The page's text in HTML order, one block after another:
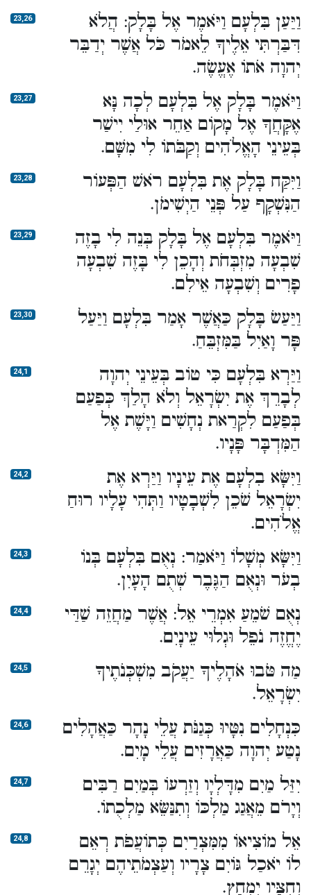
23,26
וַיַּעַן בִּלְעָם וַיֹּאמֶר אֶל בָּלָק: הֲלֹא
דִּבַּרְתִּי אֵלֶיךָ לֵאמֹר כֹּל אֲשֶׁר יְדַבֵּר
יְהוָה אֹתוֹ אֶעֱשֶׂה.
23,27
וַיֹּאמֶר בָּלָק אֶל בִּלְעָם לְכָה נָּא
אֶקָּחֲךָ אֶל מָקוֹם אַחֵר אוּלַי יִישַׁר
בְּעֵינֵי הָאֱלֹהִים וְקַבֹּתוֹ לִי מִשָּׁם.
23,28
וַיִּקַּח בָּלָק אֶת בִּלְעָם רֹאשׁ הַפְּעוֹר
הַנִּשְׁקָף עַל פְּנֵי הַיְשִׁימֹן.
23,29
וַיֹּאמֶר בִּלְעָם אֶל בָּלָק בְּנֵה לִי בָזֶה
שִׁבְעָה מִזְבְּחֹת וְהָכֵן לִי בָּזֶה שִׁבְעָה
פָרִים וְשִׁבְעָה אֵילִם.
23,30
וַיַּעַשׂ בָּלָק כַּאֲשֶׁר אָמַר בִּלְעָם וַיַּעַל
פָּר וָאַיִל בַּמִּזְבֵּחַ.
24,1
וַיַּרְא בִּלְעָם כִּי טוֹב בְּעֵינֵי יְהוָה
לְבָרֵךְ אֶת יִשְׂרָאֵל וְלֹא הָלַךְ כְּפַעַם
בְּפַעַם לִקְרַאת נְחָשִׁים וַיָּשֶׁת אֶל
הַמִּדְבָּר פָּנָיו.
24,2
וַיִּשָּׂא בִלְעָם אֶת עֵינָיו וַיַּרְא אֶת
יִשְׂרָאֵל שֹׁכֵן לִשְׁבָטָיו וַתְּהִי עָלָיו רוּחַ
אֱלֹהִים.
24,3
וַיִּשָּׂא מְשָׁלוֹ וַיֹּאמַר: נְאֻם בִּלְעָם בְּנוֹ
בְעֹר וּנְאֻם הַגֶּבֶר שְׁתֻם הָעָיִן.
24,4
נְאֻם שֹׁמֵעַ אִמְרֵי אֵל: אֲשֶׁר מַחֲזֵה שַׁדַּי
יֶחֱזֶה נֹפֵל וּגְלוּי עֵינָיִם.
24,5
מַה טֹּבוּ אֹהָלֶיךָ יַעֲקֹב מִשְׁכְּנֹתֶיךָ
יִשְׂרָאֵל.
24,6
כִּנְחָלִים נִטָּיוּ כְּגַנֹּת עֲלֵי נָהָר כַּאֲהָלִים
נָטַע יְהוָה כַּאֲרָזִים עֲלֵי מָיִם.
24,7
יִזַּל מַיִם מִדָּלְיָו וְזַרְעוֹ בְּמַיִם רַבִּים
וְיָרֹם מֵאֲגַג מַלְכּוֹ וְתִנַּשֵּׂא מַלְכֻתוֹ.
24,8
אֵל מוֹצִיאוֹ מִמִּצְרַיִם כְּתוֹעֲפֹת רְאֵם
לוֹ יֹאכַל גּוֹיִם צָרָיו וְעַצְמֹתֵיהֶם יְגָרֵם
וְחִצָּיו יִמְחָץ.